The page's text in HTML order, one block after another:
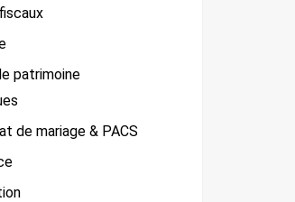
patrimoine
de mariage & PACS